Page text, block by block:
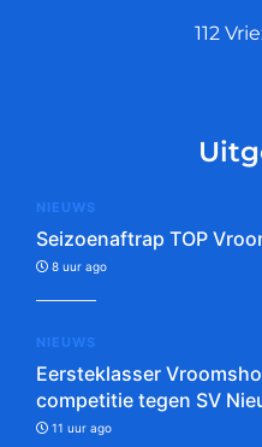
112
NIEUWS
Seizoenaftrap TOP
8 uur ago
NIEUWS
Eersteklasser
competitie tegen SV
11 uur ago